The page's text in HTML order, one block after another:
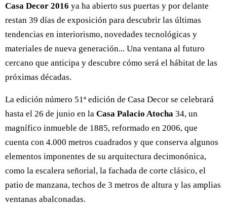
Casa Decor 2016 ya ha abierto sus puertas y por delante
restan 39 días de exposición para descubrir las últimas
tendencias en interiorismo, novedades tecnológicas y
materiales de nueva generación... Una ventana al futuro
cercano que anticipa y descubre cómo será el hábitat de las
próximas décadas.
La edición número 51ª edición de Casa Decor se celebrará
hasta el 26 de junio en la Casa Palacio Atocha 34, un
magnífico inmueble de 1885, reformado en 2006, que
cuenta con 4.000 metros cuadrados y que conserva algunos
elementos imponentes de su arquitectura decimonónica,
como la escalera señorial, la fachada de corte clásico, el
patio de manzana, techos de 3 metros de altura y las amplias
ventanas abalconadas.